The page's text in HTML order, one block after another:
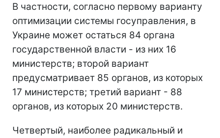
В частности, согласно первому варианту
оптимизации системы госуправления, в
Украине может остаться 84 органа
государственной власти - из них 16
министерств; второй вариант
предусматривает 85 органов, из которых
17 министерств; третий вариант - 88
органов, из которых 20 министерств.
Четвертый, наиболее радикальный и